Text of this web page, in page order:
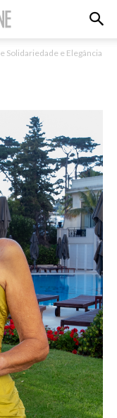
Solidariedade e Elegância